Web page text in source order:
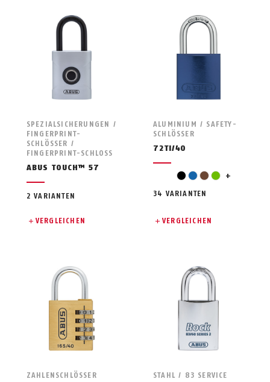
SPEZIALSICHERUNGEN /
FINGERPRINT-
SCHLÖSSER /
FINGERPRINT-SCHLOSS
ABUS TOUCH™ 57
2 VARIANTEN
VERGLEICHEN
ALUMINIUM / SAFETY-
SCHLÖSSER
72TI/40
black
bluebrown
green
orange +
34 VARIANTEN
VERGLEICHEN
ZAHLENSCHLÖSSER STAHL / 83 SERVICE